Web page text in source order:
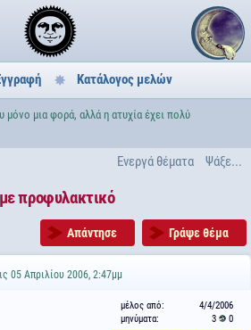
Κατάλογος μελών
μόνο μια φορά, αλλά η ατυχία έχει πολύ
Ενεργά θέματα Ψάξε...
προφυλακτικό
Απάντησε Γράψε θέμα
05 Απριλίου 2006, 2:47μμ
μέλος από:
4/4/2006
μηνύματα:
3
0